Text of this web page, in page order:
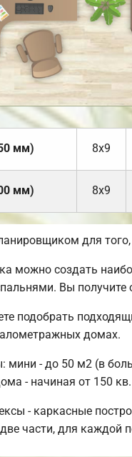
мм) 8х9
мм) 8х9
для
можно создать
Вы
подобрать
домах.
мини - до 50 м2 (в
- начиная от 150
- каркасные
части, для каждой